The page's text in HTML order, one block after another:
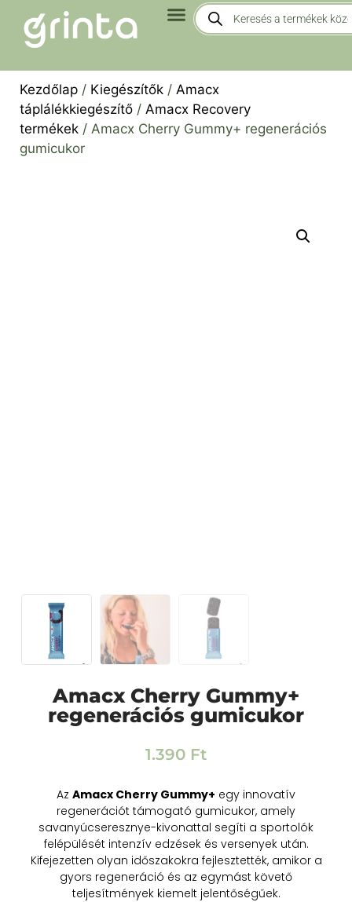
Kezdőlap / Kiegészítők / Amacx
táplálékkiegészítő / Amacx Recovery
termékek / Amacx Cherry Gummy+ regenerációs
gumicukor
Amacx Cherry Gummy+
regenerációs gumicukor
1.390 Ft
Az Amacx Cherry Gummy+ egy innovatív
regenerációt támogató gumicukor, amely
savanyúcseresznye-kivonattal segíti a sportolók
felépülését intenzív edzések és versenyek után.
Kifejezetten olyan időszakokra fejlesztették, amikor a
gyors regeneráció és az egymást követő
teljesítmények kiemelt jelentőségűek.